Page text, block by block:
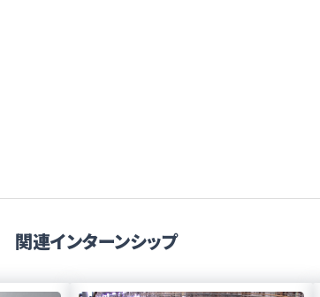
関連インターンシップ